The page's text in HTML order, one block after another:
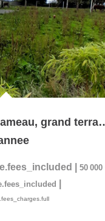
Rannée, dans un hameau,
50 000